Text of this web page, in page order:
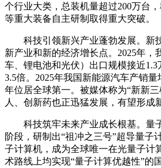
个行业大类，总装机量超过200万台
等重大装备自主研制取得重大突破。
科技引领新兴产业蓬勃发展。新
新产业和新的经济增长点。2025年，
车、锂电池和光伏）出口规模接近1.3
3.5倍。2025年我国新能源汽车产销量
年位居全球第一。被媒体称为“新新
人、创新药也正迅猛发展，有望形成
科技筑牢未来产业成长根基。量
阶段，研制出“祖冲之三号”超导量子
子计算机，成为全球唯一在光量子计
术路线上均实现“量子计算优越性”的